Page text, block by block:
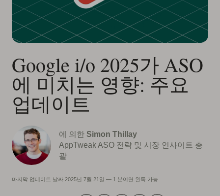
Google i/o 2025가 ASO
에 미치는 영향: 주요
업데이트
에 의한 Simon Thillay
AppTweak ASO 전략 및 시장 인사이트 총
괄
마지막 업데이트 날짜 2025년 7월 21일 — 1 분이면 완독 가능